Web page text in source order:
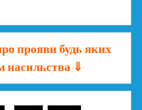
прояви будь яких
насильства ⇓